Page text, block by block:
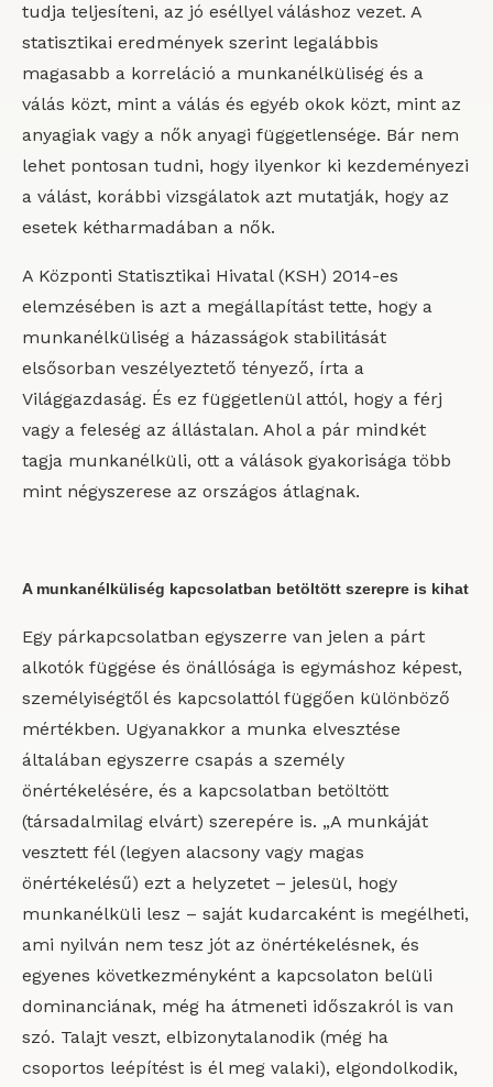
tudja teljesíteni, az jó eséllyel váláshoz vezet. A
statisztikai eredmények szerint legalábbis
magasabb a korreláció a munkanélküliség és a
válás közt, mint a válás és egyéb okok közt, mint az
anyagiak vagy a nők anyagi függetlensége. Bár nem
lehet pontosan tudni, hogy ilyenkor ki kezdeményezi
a válást, korábbi vizsgálatok azt mutatják, hogy az
esetek kétharmadában a nők.
A Központi Statisztikai Hivatal (KSH) 2014-es
elemzésében is azt a megállapítást tette, hogy a
munkanélküliség a házasságok stabilitását
elsősorban veszélyeztető tényező, írta a
Világgazdaság. És ez függetlenül attól, hogy a férj
vagy a feleség az állástalan. Ahol a pár mindkét
tagja munkanélküli, ott a válások gyakorisága több
mint négyszerese az országos átlagnak.
A munkanélküliség kapcsolatban betöltött szerepre is kihat
Egy párkapcsolatban egyszerre van jelen a párt
alkotók függése és önállósága is egymáshoz képest,
személyiségtől és kapcsolattól függően különböző
mértékben. Ugyanakkor a munka elvesztése
általában egyszerre csapás a személy
önértékelésére, és a kapcsolatban betöltött
(társadalmilag elvárt) szerepére is. „A munkáját
vesztett fél (legyen alacsony vagy magas
önértékelésű) ezt a helyzetet – jelesül, hogy
munkanélküli lesz – saját kudarcaként is megélheti,
ami nyilván nem tesz jót az önértékelésnek, és
egyenes következményként a kapcsolaton belüli
dominanciának, még ha átmeneti időszakról is van
szó. Talajt veszt, elbizonytalanodik (még ha
csoportos leépítést is él meg valaki), elgondolkodik,